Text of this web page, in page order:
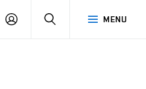
MENU
PŘIHLÁSIT